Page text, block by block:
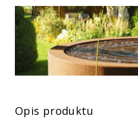
Opis produktu